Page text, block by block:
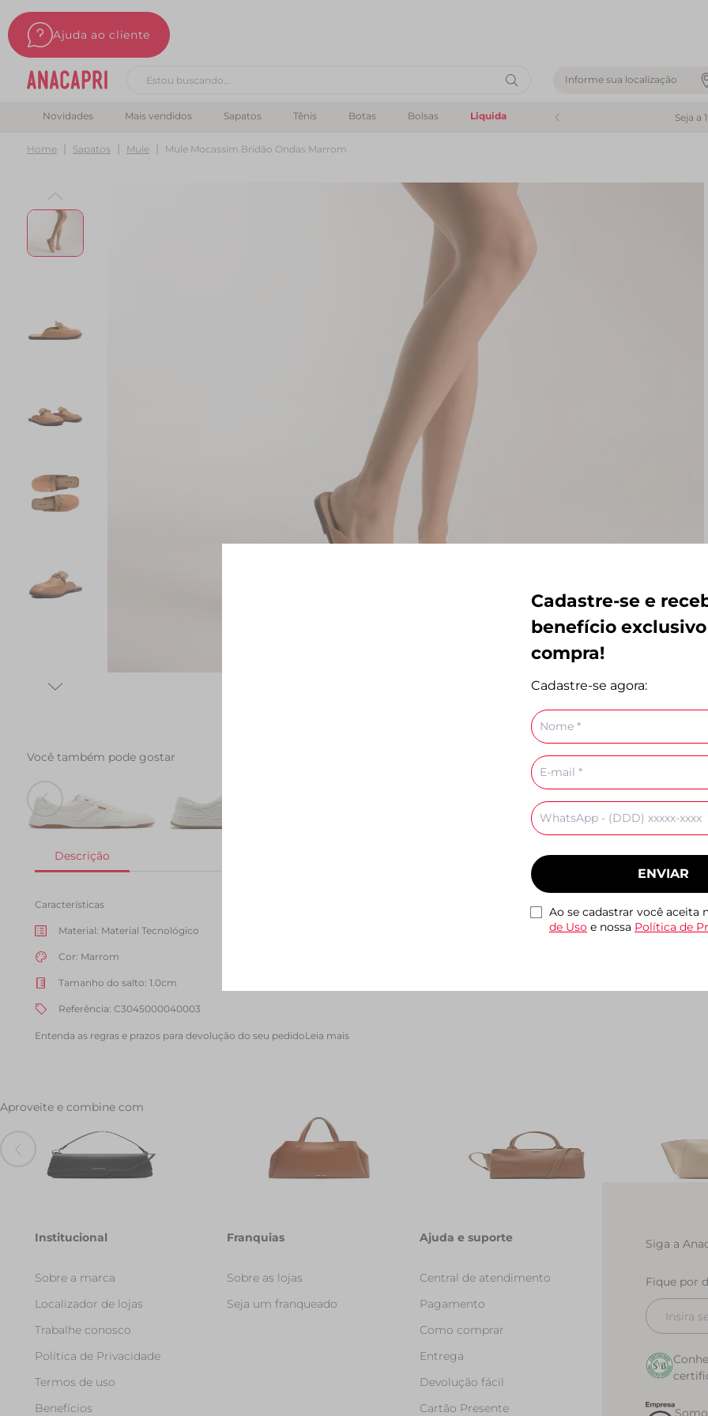
Ajuda ao cliente
Informe sua localização
Novidades
Mais vendidos Sapatos Tênis Botas Bolsas Liquida Seja a
Home Sapatos Mule Mule Mocassim Bridão Ondas Marrom
Você também pode gostar
Tenis AC1119 Branco
R$ 249,90
R$ 279,90
Tenis Cami Monocolor
Rasteira Tiras
Couro Marrom
R$ 99,90
Entenda as regras e prazos para devolução do seu pedidoLeia mais
Características
Material: Material Tecnológico
Cor: Marrom
Tamanho do salto: 1.0cm
Referência: C3045000040003
Aproveite e combine com
Bolsa Tiracolo Media Firenze Preta
R$ 219,90
Bolsa Shopping Grande Minimal
R$ 289,90
Bolsa Tote Media Basic Marrom
R$ 279,90
Bolsa
R$ 299,90
Institucional
Sobre a marca
Localizador de lojas
Trabalhe conosco
Política de Privacidade
Termos de uso
Benefícios
Franquias
Sobre as lojas
Seja um franqueado
Ajuda e suporte
Central de atendimento
Pagamento
Como comprar
Entrega
Devolução fácil
Cartão Presente
Siga a
Fique por
Cadastre-se e
benefício exclusivo
compra!
Cadastre-se agora:
Nome
E-
mail
Celular
ENVIAR
Ao se cadastrar você aceita
de Uso e nossa Política de